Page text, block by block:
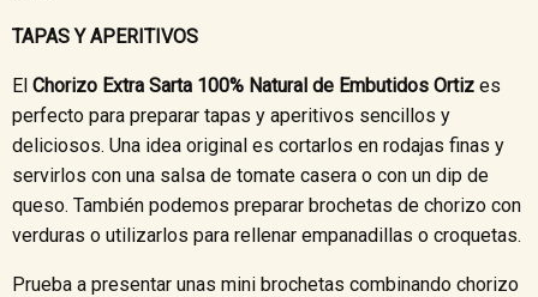
TAPAS Y APERITIVOS
El Chorizo Extra Sarta 100% Natural de Embutidos Ortiz es
perfecto para preparar tapas y aperitivos sencillos y
deliciosos. Una idea original es cortarlos en rodajas finas y
servirlos con una salsa de tomate casera o con un dip de
queso. También podemos preparar brochetas de chorizo con
verduras o utilizarlos para rellenar empanadillas o croquetas.
Prueba a presentar unas mini brochetas combinando chorizo